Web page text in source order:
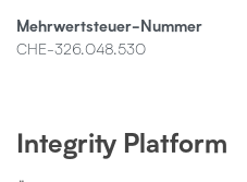
Mehrwertsteuer-Nummer
CHE-326.048.530
Integrity Platform